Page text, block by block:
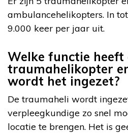
ambulancehelikopters. In
9.000 keer per jaar uit.
Welke functie heeft
traumahelikopter
wordt het ingezet?
De traumaheli wordt
verpleegkundige zo snel
locatie te brengen. Het is